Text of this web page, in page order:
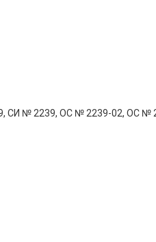
СИ № 2239, ОС № 2239-02, ОС №